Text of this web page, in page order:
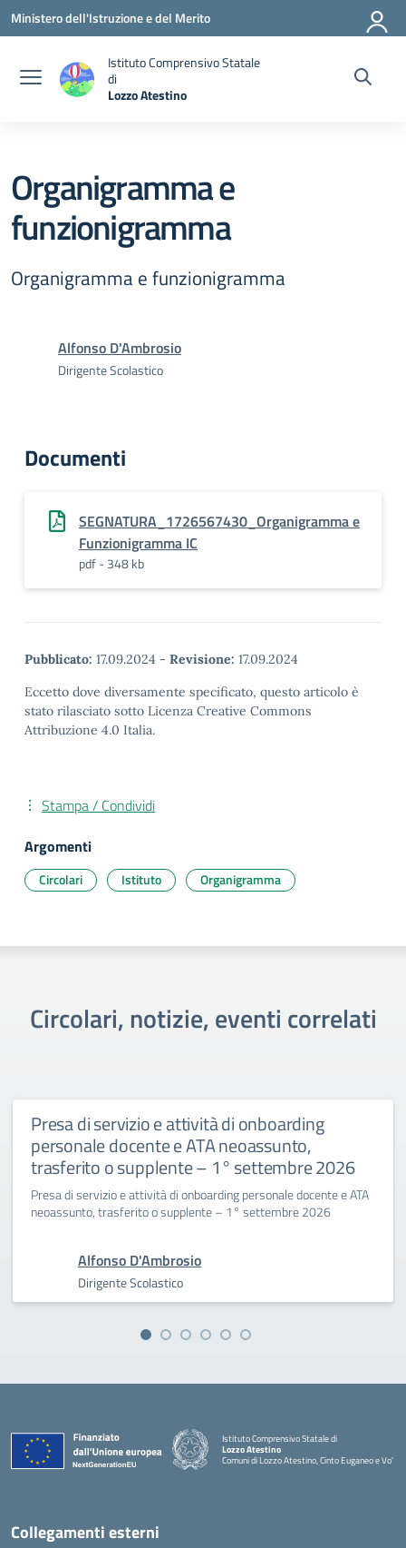
Vai ai contenuti
Vai al menu di navigazione
Vai al footer
Ministero dell'Istruzione e del Merito
Istituto Comprensivo Statale
di
Lozzo Atestino
Organigramma e
funzionigramma
Organigramma e funzionigramma
Alfonso D'Ambrosio
Dirigente Scolastico
Documenti
SEGNATURA_1726567430_Organigramma e
Funzionigramma IC
pdf - 348 kb
Pubblicato: 17.09.2024 - Revisione: 17.09.2024
Eccetto dove diversamente specificato, questo articolo è
stato rilasciato sotto Licenza Creative Commons
Attribuzione 4.0 Italia.
Stampa / Condividi
Argomenti
Circolari Istituto Organigramma
Circolari, notizie, eventi correlati
Presa di servizio e attività di onboarding
personale docente e ATA neoassunto,
trasferito o supplente – 1° settembre 2026
Presa di servizio e attività di onboarding personale docente e ATA
neoassunto, trasferito o supplente – 1° settembre 2026
Alfonso D'Ambrosio
Dirigente Scolastico
Istituto Comprensivo Statale di
Lozzo Atestino
Comuni di Lozzo Atestino, Cinto Euganeo e Vo'
— Visita la pagina iniziale della scuola
Collegamenti esterni